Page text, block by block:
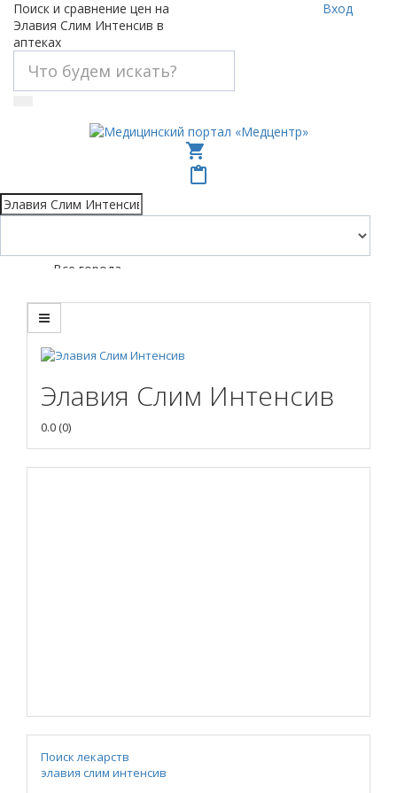
Поиск и сравнение цен на
Элавия Слим Интенсив в
аптеках
Вход
shopping_cart
content_paste
Все города
Элавия Слим Интенсив
0.0(0)
Поиск лекарств
элавия слим интенсив